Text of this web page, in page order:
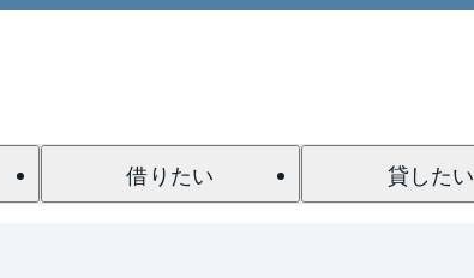
借りたい 貸したい